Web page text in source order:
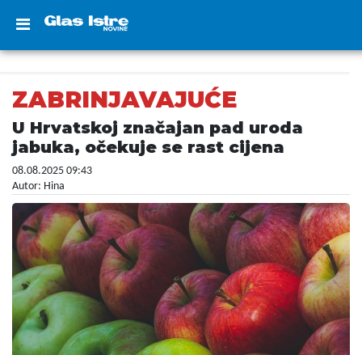
ZABRINJAVAJUĆE
U Hrvatskoj značajan pad uroda
jabuka, očekuje se rast cijena
08.08.2025 09:43
Autor: Hina